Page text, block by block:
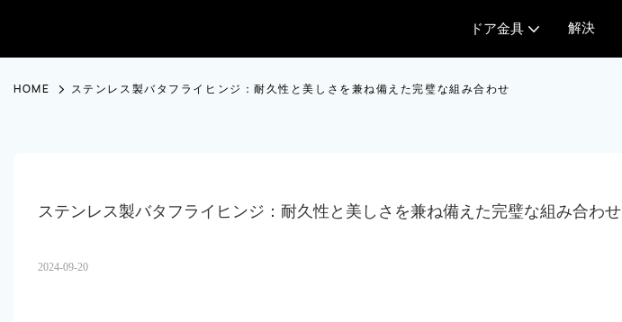
ドア金具 解決
HOME ステンレス製バタフライヒンジ：耐久性と美しさを兼ね備えた完璧な組み合わせ
ステンレス製バタフライヒンジ：耐久性と美しさを兼ね備えた完璧な組み合わせ
2024-09-20